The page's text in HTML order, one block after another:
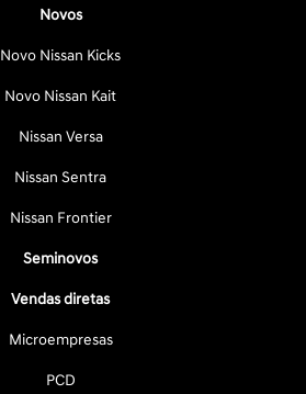
Novos
Novo Nissan Kicks
Novo Nissan Kait
Nissan Versa
Nissan Sentra
Nissan Frontier
Seminovos
Vendas diretas
Microempresas
PCD